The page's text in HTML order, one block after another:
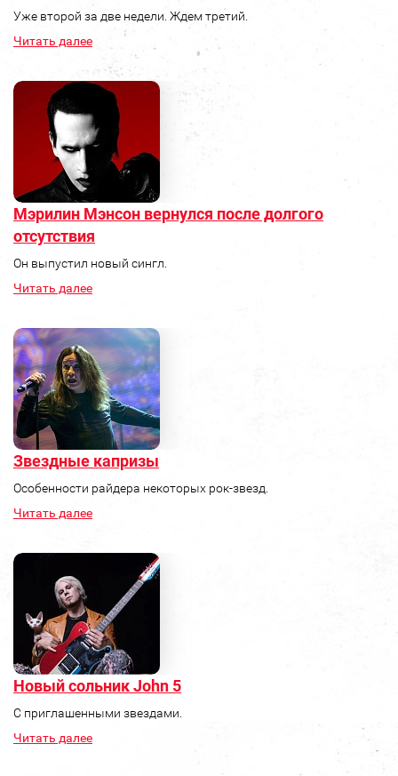
Уже второй за две недели. Ждем третий.
Читать далее
Мэрилин Мэнсон вернулся после долгого
отсутствия
Он выпустил новый сингл.
Читать далее
Звездные капризы
Особенности райдера некоторых рок-звезд.
Читать далее
Новый сольник John 5
С приглашенными звездами.
Читать далее